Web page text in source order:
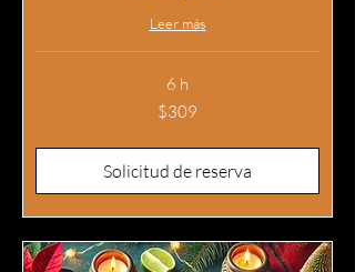
Leer más
6 h
$309
Solicitud de reserva